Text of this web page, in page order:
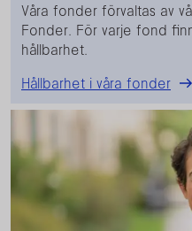
Våra fonder förvaltas av
Fonder. För varje fond
hållbarhet.
Hållbarhet i våra fonder